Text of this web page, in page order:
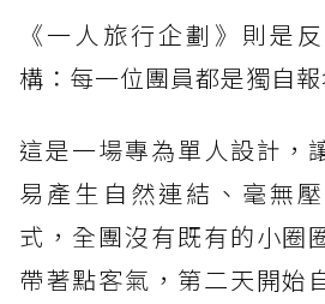
《一人旅行企劃》則是
構：每一位團員都是獨自報
這是一場專為單人設計，
易產生自然連結、毫無
式，全團沒有既有的小圈
帶著點客氣，第二天開始